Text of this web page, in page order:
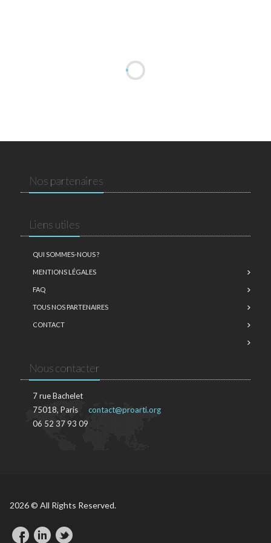
Nos partenaires
Liens utiles
QUI SOMMES-NOUS ?
MENTIONS LÉGALES
FAQ
TOUS NOS PARTENAIRES
CONTACT
Nous contacter
7 rue Bachelet
75018, Paris
06 52 37 93 09
contact@proarti.org
2026 © All Rights Reserved.